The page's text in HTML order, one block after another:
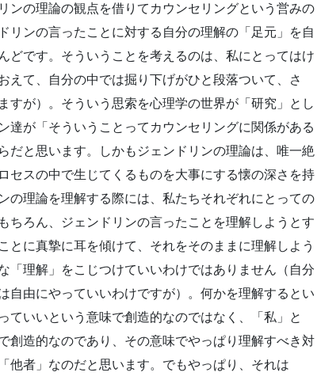
ンの理論の観点を借りてカウンセリングという営みの
リンの言ったことに対する自分の理解の「足元」を自
どです。そういうことを考えるのは、私にとってはけ
えて、自分の中では掘り下げがひと段落ついて、さ
すが）。そういう思索を心理学の世界が「研究」とし
達が「そういうことってカウンセリングに関係がある
だと思います。しかもジェンドリンの理論は、唯一絶
セスの中で生じてくるものを大事にする懐の深さを持
の理論を理解する際には、私たちそれぞれにとっての
ちろん、ジェンドリンの言ったことを理解しようとす
とに真摯に耳を傾けて、それをそのままに理解しよう
「理解」をこじつけていいわけではありません（自分
自由にやっていいわけですが）。何かを理解するとい
ていいという意味で創造的なのではなく、「私」と
創造的なのであり、その意味でやっぱり理解すべき対
他者」なのだと思います。でもやっぱり、それは